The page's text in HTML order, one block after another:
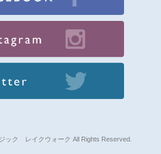
ック レイクウォーク All Rights Reserved.